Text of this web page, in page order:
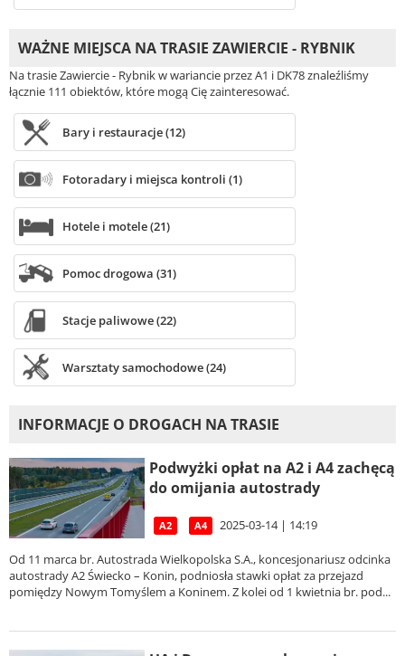
WAŻNE MIEJSCA NA TRASIE ZAWIERCIE - RYBNIK
Na trasie Zawiercie - Rybnik w wariancie przez A1 i DK78 znaleźliśmy
łącznie 111 obiektów, które mogą Cię zainteresować.
Bary i restauracje (12)
Fotoradary i miejsca kontroli (1)
Hotele i motele (21)
Pomoc drogowa (31)
Stacje paliwowe (22)
Warsztaty samochodowe (24)
INFORMACJE O DROGACH NA TRASIE
Podwyżki opłat na A2 i A4 zachęcą
do omijania autostrady
A2 A4 2025-03-14 | 14:19
Od 11 marca br. Autostrada Wielkopolska S.A., koncesjonariusz odcinka
autostrady A2 Świecko – Konin, podniosła stawki opłat za przejazd
pomiędzy Nowym Tomyślem a Koninem. Z kolei od 1 kwietnia br. pod...